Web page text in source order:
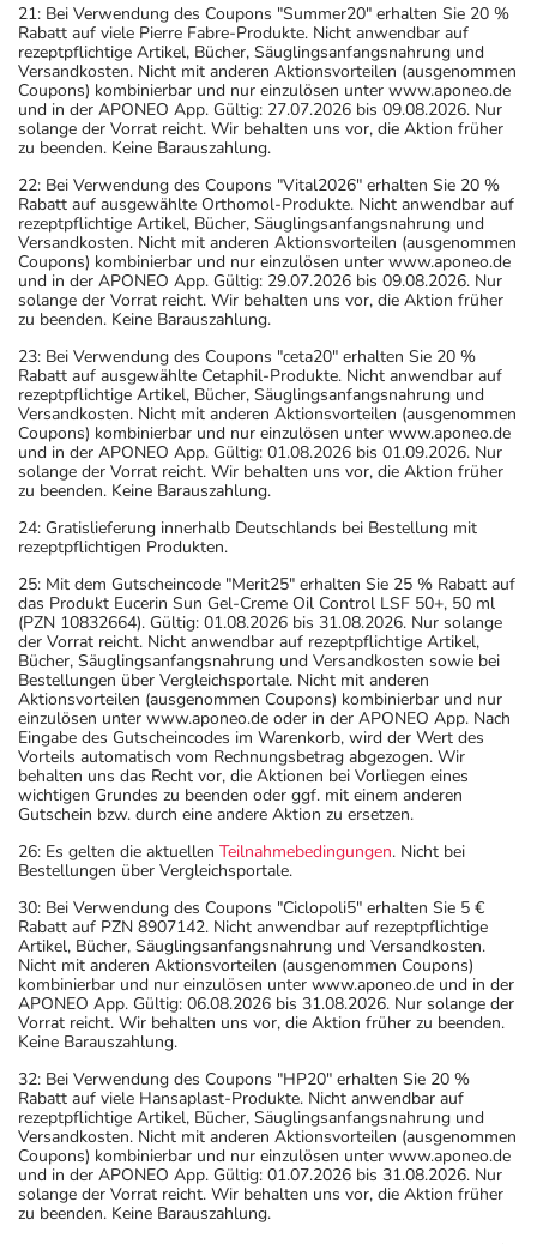
21: Bei Verwendung des Coupons "Summer20" erhalten Sie 20 %
Rabatt auf viele Pierre Fabre-Produkte. Nicht anwendbar auf
rezeptpflichtige Artikel, Bücher, Säuglingsanfangsnahrung und
Versandkosten. Nicht mit anderen Aktionsvorteilen (ausgenommen
Coupons) kombinierbar und nur einzulösen unter www.aponeo.de
und in der APONEO App. Gültig: 27.07.2026 bis 09.08.2026. Nur
solange der Vorrat reicht. Wir behalten uns vor, die Aktion früher
zu beenden. Keine Barauszahlung.
22: Bei Verwendung des Coupons "Vital2026" erhalten Sie 20 %
Rabatt auf ausgewählte Orthomol-Produkte. Nicht anwendbar auf
rezeptpflichtige Artikel, Bücher, Säuglingsanfangsnahrung und
Versandkosten. Nicht mit anderen Aktionsvorteilen (ausgenommen
Coupons) kombinierbar und nur einzulösen unter www.aponeo.de
und in der APONEO App. Gültig: 29.07.2026 bis 09.08.2026. Nur
solange der Vorrat reicht. Wir behalten uns vor, die Aktion früher
zu beenden. Keine Barauszahlung.
23: Bei Verwendung des Coupons "ceta20" erhalten Sie 20 %
Rabatt auf ausgewählte Cetaphil-Produkte. Nicht anwendbar auf
rezeptpflichtige Artikel, Bücher, Säuglingsanfangsnahrung und
Versandkosten. Nicht mit anderen Aktionsvorteilen (ausgenommen
Coupons) kombinierbar und nur einzulösen unter www.aponeo.de
und in der APONEO App. Gültig: 01.08.2026 bis 01.09.2026. Nur
solange der Vorrat reicht. Wir behalten uns vor, die Aktion früher
zu beenden. Keine Barauszahlung.
24: Gratislieferung innerhalb Deutschlands bei Bestellung mit
rezeptpflichtigen Produkten.
25: Mit dem Gutscheincode "Merit25" erhalten Sie 25 % Rabatt auf
das Produkt Eucerin Sun Gel-Creme Oil Control LSF 50+, 50 ml
(PZN 10832664). Gültig: 01.08.2026 bis 31.08.2026. Nur solange
der Vorrat reicht. Nicht anwendbar auf rezeptpflichtige Artikel,
Bücher, Säuglingsanfangsnahrung und Versandkosten sowie bei
Bestellungen über Vergleichsportale. Nicht mit anderen
Aktionsvorteilen (ausgenommen Coupons) kombinierbar und nur
einzulösen unter www.aponeo.de oder in der APONEO App. Nach
Eingabe des Gutscheincodes im Warenkorb, wird der Wert des
Vorteils automatisch vom Rechnungsbetrag abgezogen. Wir
behalten uns das Recht vor, die Aktionen bei Vorliegen eines
wichtigen Grundes zu beenden oder ggf. mit einem anderen
Gutschein bzw. durch eine andere Aktion zu ersetzen.
26: Es gelten die aktuellen Teilnahmebedingungen. Nicht bei
Bestellungen über Vergleichsportale.
30: Bei Verwendung des Coupons "Ciclopoli5" erhalten Sie 5 €
Rabatt auf PZN 8907142. Nicht anwendbar auf rezeptpflichtige
Artikel, Bücher, Säuglingsanfangsnahrung und Versandkosten.
Nicht mit anderen Aktionsvorteilen (ausgenommen Coupons)
kombinierbar und nur einzulösen unter www.aponeo.de und in der
APONEO App. Gültig: 06.08.2026 bis 31.08.2026. Nur solange der
Vorrat reicht. Wir behalten uns vor, die Aktion früher zu beenden.
Keine Barauszahlung.
32: Bei Verwendung des Coupons "HP20" erhalten Sie 20 %
Rabatt auf viele Hansaplast-Produkte. Nicht anwendbar auf
rezeptpflichtige Artikel, Bücher, Säuglingsanfangsnahrung und
Versandkosten. Nicht mit anderen Aktionsvorteilen (ausgenommen
Coupons) kombinierbar und nur einzulösen unter www.aponeo.de
und in der APONEO App. Gültig: 01.07.2026 bis 31.08.2026. Nur
solange der Vorrat reicht. Wir behalten uns vor, die Aktion früher
zu beenden. Keine Barauszahlung.